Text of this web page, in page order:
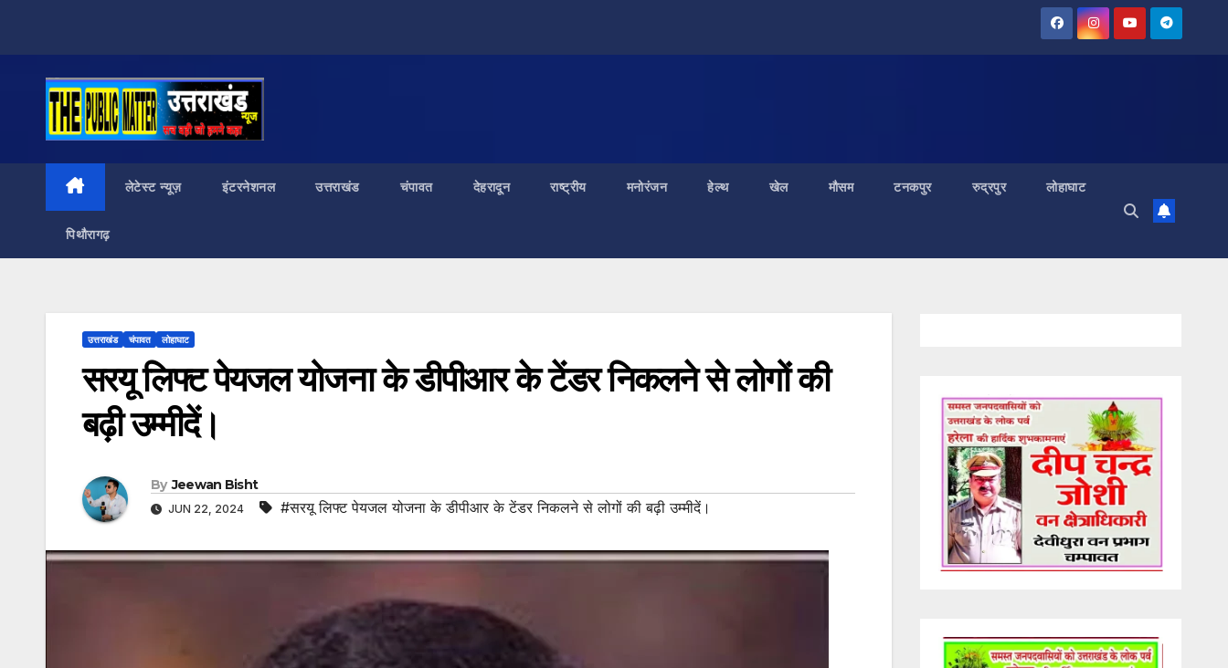
लेटेस्ट न्यूज़ इंटरनेशनल उत्तराखंड चंपावत देहरादून राष्ट्रीय मनोरंजन हेल्थ खेल मौसम टनकपुर रुद्रपुर लोहाघाट
पिथौरागढ़
उत्तराखंड चंपावत लोहाघाट
सरयू लिफ्ट पेयजल योजना के डीपीआर के टेंडर निकलने से लोगों की
बढ़ी उम्मीदें।
By Jeewan Bisht
JUN 22, 2024 #सरयू लिफ्ट पेयजल योजना के डीपीआर के टेंडर निकलने से लोगों की बढ़ी उम्मीदें।